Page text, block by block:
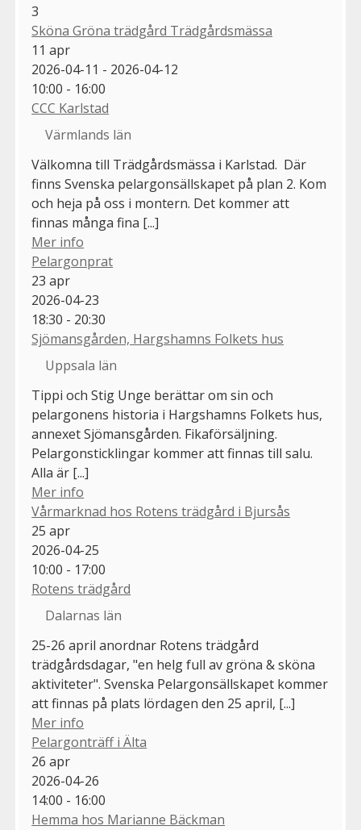
3
Sköna Gröna trädgård Trädgårdsmässa
11 apr
2026-04-11 - 2026-04-12
10:00 - 16:00
CCC Karlstad
Värmlands län
Välkomna till Trädgårdsmässa i Karlstad. Där
finns Svenska pelargonsällskapet på plan 2. Kom
och heja på oss i montern. Det kommer att
finnas många fina [...]
Mer info
Pelargonprat
23 apr
2026-04-23
18:30 - 20:30
Sjömansgården, Hargshamns Folkets hus
Uppsala län
Tippi och Stig Unge berättar om sin och
pelargonens historia i Hargshamns Folkets hus,
annexet Sjömansgården. Fikaförsäljning.
Pelargonsticklingar kommer att finnas till salu.
Alla är [...]
Mer info
Vårmarknad hos Rotens trädgård i Bjursås
25 apr
2026-04-25
10:00 - 17:00
Rotens trädgård
Dalarnas län
25-26 april anordnar Rotens trädgård
trädgårdsdagar, "en helg full av gröna & sköna
aktiviteter". Svenska Pelargonsällskapet kommer
att finnas på plats lördagen den 25 april, [...]
Mer info
Pelargonträff i Älta
26 apr
2026-04-26
14:00 - 16:00
Hemma hos Marianne Bäckman